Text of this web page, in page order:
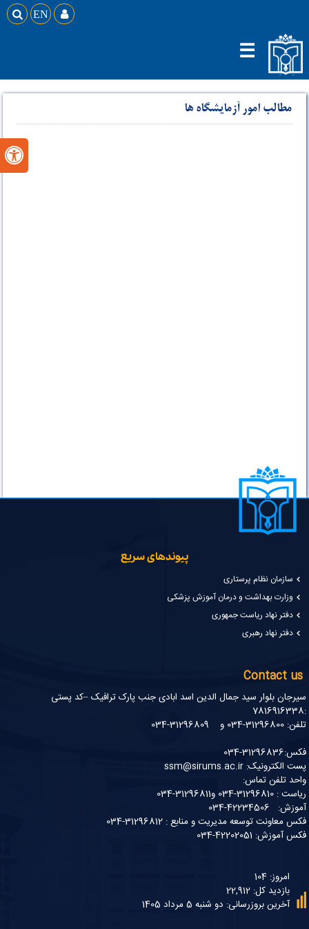
 EN 
☰
مطالب امور آزمایشگاه ها
پیوندهای سریع
سازمان نظام پرستاری
وزارت بهداشت و درمان آموزش پزشکی
دفتر نهاد ریاست جمهوری
دفتر نهاد رهبری
Contact us
سیرجان بلوار سید جمال الدین اسد ابادی جنب پارک ترافیک –کد پستی
:7816916338
تلفن: 31296800-034 و 31296809-034
فکس:31296836-034
پست الکترونیک: ssm@sirums.ac.ir
واحد تلفن تماس:
ریاست : 31296810-034 و31296811-034
آموزش: 42234506-034
فکس معاونت توسعه مدیریت و منابع : 31296812-034
فکس آموزش: 42202051-034
امروز: 104
بازدید کل: 22,912
آخرین بروزرسانی: دو شنبه 5 مرداد 1405
